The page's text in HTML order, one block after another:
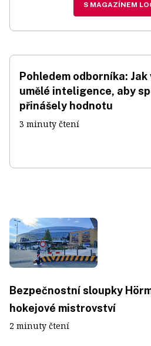
S MAGAZÍNEM
Pohledem odborníka:
umělé inteligence, aby
přinášely hodnotu
3 minuty čtení
Bezpečnostní sloupky
hokejové mistrovství
2 minuty čtení